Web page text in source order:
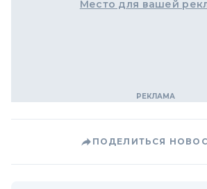
Место для вашей
ПОДЕЛИТЬСЯ